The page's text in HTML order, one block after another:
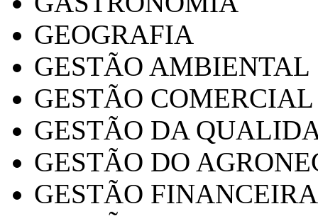
GEOGRAFIA
GESTÃO AMBIENTAL
GESTÃO COMERCIAL
GESTÃO DA
GESTÃO DO
GESTÃO FINANCEIRA